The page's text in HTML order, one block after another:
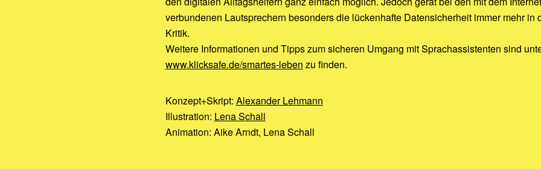
verbundenen Lautsprechern besonders die lückenhafte Datensicherheit immer mehr in
Kritik.
Weitere Informationen und Tipps zum sicheren Umgang mit Sprachassistenten sind
www.klicksafe.de/smartes-leben zu finden.
Konzept+Skript: Alexander Lehmann
Illustration: Lena Schall
Animation: Aike Arndt, Lena Schall